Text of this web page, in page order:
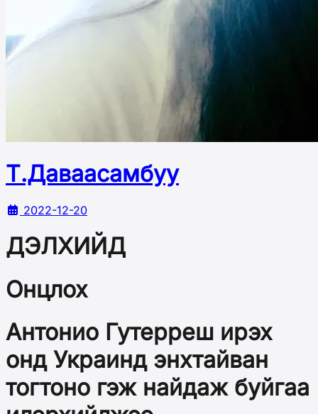
Т.Даваасамбуу
2022-12-20
ДЭЛХИЙД
Онцлох
Антонио Гутерреш ирэх
онд Украинд энхтайван
тогтоно гэж найдаж буйгаа